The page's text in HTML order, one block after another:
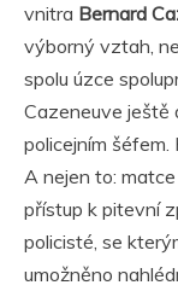
vnitra Bernard
výborný vztah,
spolu úzce
Cazeneuve ještě
policejním šéfem.
A nejen to:
přístup k pitevní
policisté, se
umožněno